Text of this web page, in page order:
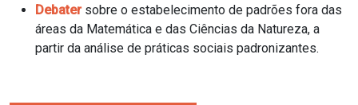
Debatersobre o estabelecimento de padrões fora das
áreas da Matemática e das Ciências da Natureza, a
partir da análise de práticas sociais padronizantes.